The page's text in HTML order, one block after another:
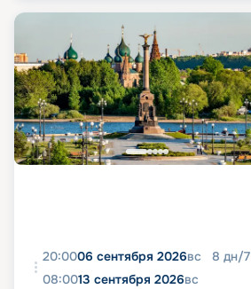
20:0006 сентября 2026вс 8 дн/7
08:0013 сентября 2026вс